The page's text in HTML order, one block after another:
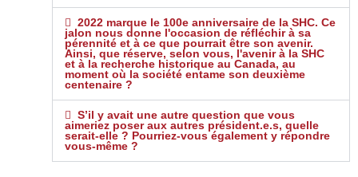
2022 marque le 100e anniversaire de la SHC. Ce
jalon nous donne l'occasion de réfléchir à sa
pérennité et à ce que pourrait être son avenir.
Ainsi, que réserve, selon vous, l'avenir à la SHC
et à la recherche historique au Canada, au
moment où la société entame son deuxième
centenaire ?
S’il y avait une autre question que vous
aimeriez poser aux autres président.e.s, quelle
serait-elle ? Pourriez-vous également y répondre
vous-même ?